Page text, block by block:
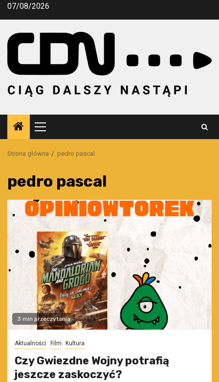
Przejdź
07/08/2026
Menu
główne
Strona główna pedro pascal
pedro pascal
3 min przeczytania
Aktualności Film Kultura
Czy Gwiezdne Wojny potrafią
jeszcze zaskoczyć?